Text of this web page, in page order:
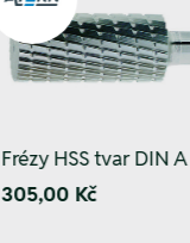
Frézy HSS tvar DIN
305,00 Kč